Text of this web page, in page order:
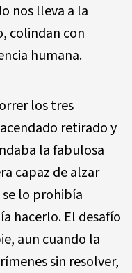
nos lleva a la
colindan con
humana.
los tres
retirado y
la fabulosa
capaz de alzar
lo prohibía
hacerlo. El desafío
aun cuando la
sin resolver,